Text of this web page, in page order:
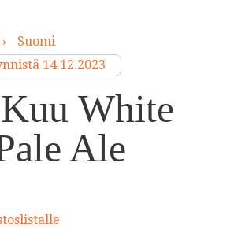
Suomi
14.12.2023
White
Ale